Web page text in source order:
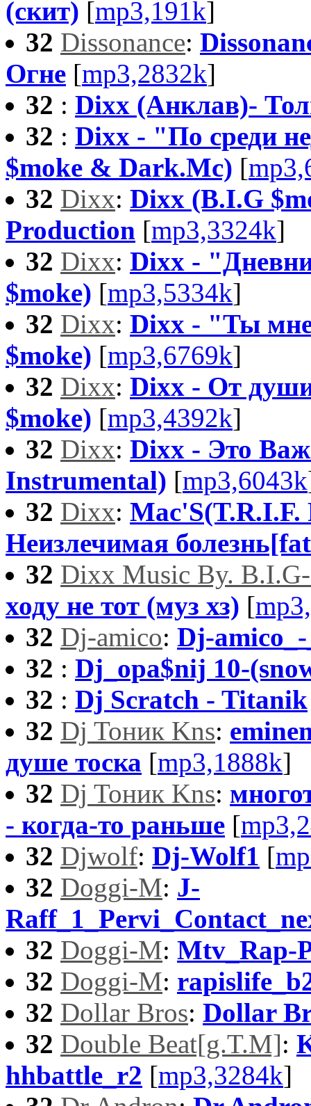
(скит) [mp3,191k]
32 Dissonance:
Огне [mp3,2832k]
32 : Dixx (Анклав)-
32 : Dixx - "По среди
$moke & Dark.Mc) [
32 Dixx: Dixx (B.I.G
Production [mp3,3324k]
32 Dixx: Dixx -
$moke) [mp3,5334k]
32 Dixx: Dixx - "Ты
$moke) [mp3,6769k]
32 Dixx: Dixx - От
$moke) [mp3,4392k]
32 Dixx: Dixx - Это
Instrumental) [mp3,6043k
32 Dixx: Mac'S(T.R.I.F.
Неизлечимая
32 Dixx Music By.
ходу не тот (муз хз) [
32 Dj-amico: Dj-
32 : Dj_opa$nij 10-
32 : Dj Scratch - Titanik
32 Dj Toник Kns:
душе тоска [mp3,1888k]
32 Dj Toник Kns:
- когда-то раньше [
32 Djwolf: Dj-Wolf1 [
32 Doggi-M: J-
32 Doggi-M: Mtv_Rap-
32 Doggi-M:
32 Dollar Bros: Dollar
32 Double Beat[g.T.M]:
hhbattle_r2 [mp3,3284k]